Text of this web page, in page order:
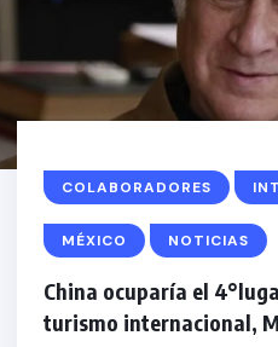
COLABORADORES
MÉXICO NOTICIAS
China ocuparía el
turismo internacional,